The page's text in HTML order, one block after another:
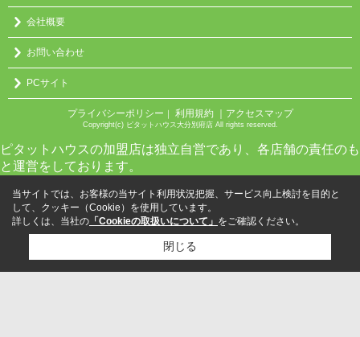
会社概要
お問い合わせ
PCサイト
プライバシーポリシー ｜ 利用規約 ｜アクセスマップ
Copyright(c) ピタットハウス大分別府店 All rights reserved.
ピタットハウスの加盟店は独立自営であり、各店舗の責任のも
と運営をしております。
当サイトでは、お客様の当サイト利用状況把握、サービス向上検討を目的と
して、クッキー（Cookie）を使用しています。
詳しくは、当社の 「Cookieの取扱いについて」 をご確認ください。
閉じる